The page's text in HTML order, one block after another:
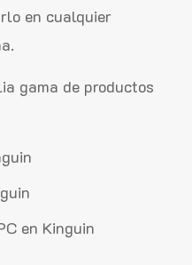
en cualquier
gama de productos
en Kinguin